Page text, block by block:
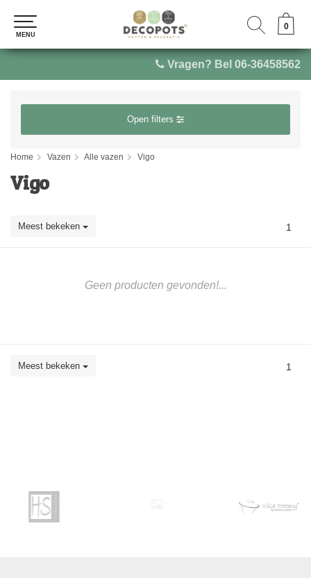
Vragen? Bel 06-36458562
0
MENU
0
MENU
Open filters
Home Vazen Alle vazen Vigo
Vigo
Meest bekeken 1
Geen producten gevonden!...
Meest bekeken 1